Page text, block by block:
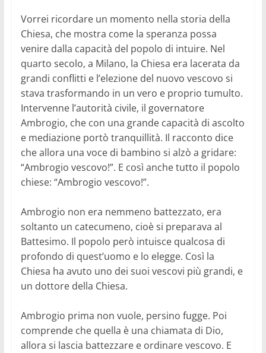
Vorrei ricordare un momento nella storia della
Chiesa, che mostra come la speranza possa
venire dalla capacità del popolo di intuire. Nel
quarto secolo, a Milano, la Chiesa era lacerata da
grandi conflitti e l’elezione del nuovo vescovo si
stava trasformando in un vero e proprio tumulto.
Intervenne l’autorità civile, il governatore
Ambrogio, che con una grande capacità di ascolto
e mediazione portò tranquillità. Il racconto dice
che allora una voce di bambino si alzò a gridare:
“Ambrogio vescovo!”. E così anche tutto il popolo
chiese: “Ambrogio vescovo!”.
Ambrogio non era nemmeno battezzato, era
soltanto un catecumeno, cioè si preparava al
Battesimo. Il popolo però intuisce qualcosa di
profondo di quest’uomo e lo elegge. Così la
Chiesa ha avuto uno dei suoi vescovi più grandi, e
un dottore della Chiesa.
Ambrogio prima non vuole, persino fugge. Poi
comprende che quella è una chiamata di Dio,
allora si lascia battezzare e ordinare vescovo. E